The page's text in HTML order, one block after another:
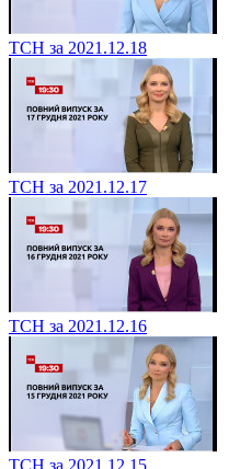
ТСН за 2021.12.18
ТСН за 2021.12.17
ТСН за 2021.12.16
ТСН за 2021.12.15